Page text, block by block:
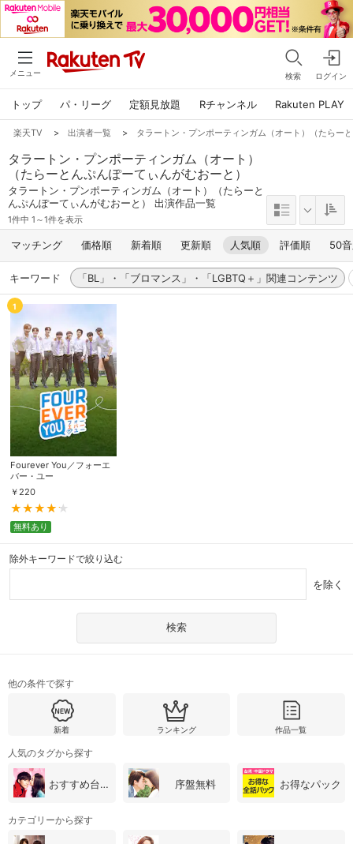
メニュー 検索 ログイン
トップ パ・リーグ 定額見放題 Rチャンネル Rakuten PLAY
楽天TV > 出演者一覧 > タラートン・プンポーティンガム（オート）（たらー
タラートン・プンポーティンガム（オート）
（たらーとんぷんぽーてぃんがむおーと）
タラートン・プンポーティンガム（オート）（たらーと
んぷんぽーてぃんがむおーと） 出演作品一覧
1件中 1～1件を表示
マッチング 価格順 新着順 更新順 人気順 評価順 50
キーワード 「BL」・「ブロマンス」・「LGBTQ＋」関連コンテンツ
1
Fourever You／フォーエ
バー・ユー
￥ 220
無料あり
除外キーワードで絞り込む
を除く
他の条件で探す
新着 ランキング 作品一覧
人気のタグから探す
おすすめ台湾・中国ドラマ 序盤無料 お得なパック
カテゴリーから探す